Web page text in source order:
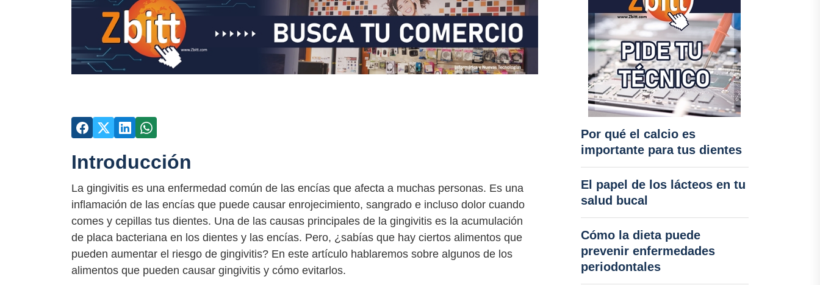
Introducción
La gingivitis es una enfermedad común de las encías que afecta a muchas personas. Es una
inflamación de las encías que puede causar enrojecimiento, sangrado e incluso dolor cuando
comes y cepillas tus dientes. Una de las causas principales de la gingivitis es la acumulación
de placa bacteriana en los dientes y las encías. Pero, ¿sabías que hay ciertos alimentos que
pueden aumentar el riesgo de gingivitis? En este artículo hablaremos sobre algunos de los
alimentos que pueden causar gingivitis y cómo evitarlos.
Por qué el calcio es
importante para tus dientes
El papel de los lácteos en tu
salud bucal
Cómo la dieta puede
prevenir enfermedades
periodontales